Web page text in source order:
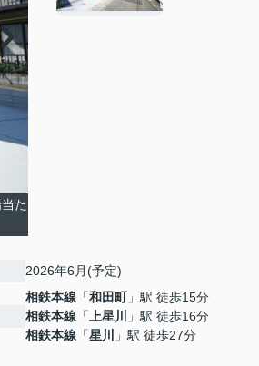
た
2026年6月(予定)
相鉄本線 「和田町」駅 徒歩15分
相鉄本線 「 上星川
」駅 徒歩16分
相鉄本線 「星川 」駅 徒歩27分